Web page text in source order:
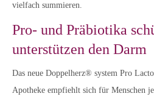
vielfach summieren.
Pro- und Präbiotika
unterstützen den Darm
Das neue Doppelherz® system Pro
Apotheke empfiehlt sich für Menschen